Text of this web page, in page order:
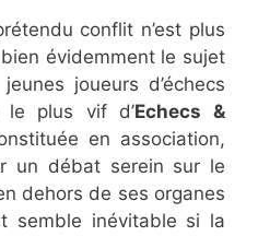
conflit n’est plus
évidemment le sujet
joueurs d’échecs
le plus vif d’Echecs &
en association,
un débat serein sur le
dehors de ses organes
semble inévitable si la